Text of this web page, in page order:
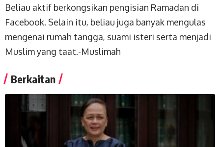
Beliau aktif berkongsikan pengisian Ramadan di
Facebook. Selain itu, beliau juga banyak mengulas
mengenai rumah tangga, suami isteri serta menjadi
Muslim yang taat.-Muslimah
Berkaitan